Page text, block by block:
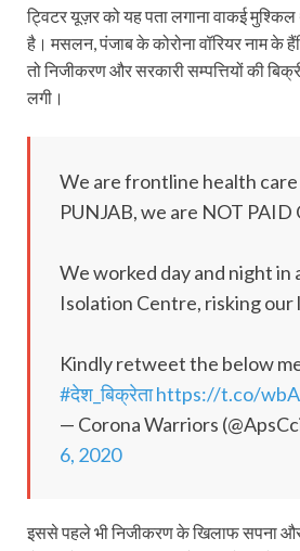
ट्विटर यूज़र को यह पता लगाना वाकई
है। मसलन, पंजाब के कोरोना वॉरियर नाम के
तो निजीकरण और सरकारी सम्‍पत्तियों की
लगी।
We are frontline health
PUNJAB, we are NOT PAID
We worked day and night in
Isolation Centre, risking our
Kindly retweet the below
#देश_बिक्रेताhttps://t.co/
— Corona Warriors
6, 2020
इससे पहले भी निजीकरण के खिलाफ सपना